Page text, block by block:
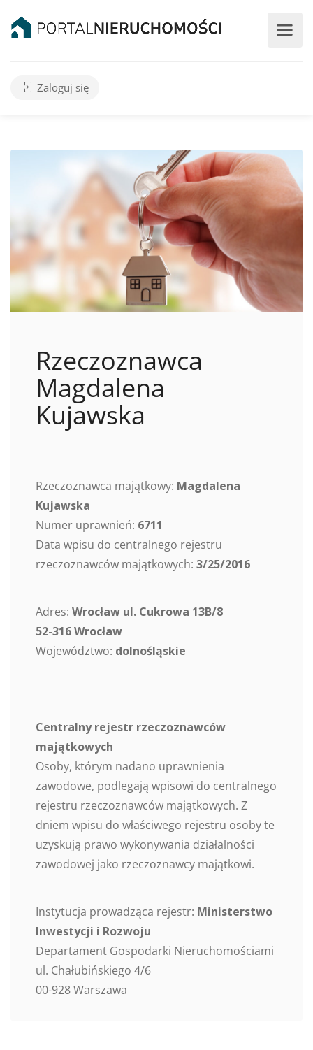
Zaloguj się
Rzeczoznawca
Magdalena
Kujawska
Rzeczoznawca majątkowy: Magdalena
Kujawska
Numer uprawnień: 6711
Data wpisu do centralnego rejestru
rzeczoznawców majątkowych: 3/25/2016
Adres: Wrocław ul. Cukrowa 13B/8
52-316 Wrocław
Województwo: dolnośląskie
Centralny rejestr rzeczoznawców
majątkowych
Osoby, którym nadano uprawnienia
zawodowe, podlegają wpisowi do centralnego
rejestru rzeczoznawców majątkowych. Z
dniem wpisu do właściwego rejestru osoby te
uzyskują prawo wykonywania działalności
zawodowej jako rzeczoznawcy majątkowi.
Instytucja prowadząca rejestr: Ministerstwo
Inwestycji i Rozwoju
Departament Gospodarki Nieruchomościami
ul. Chałubińskiego 4/6
00-928 Warszawa